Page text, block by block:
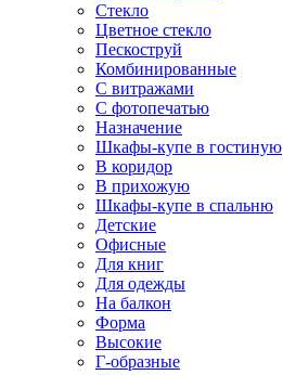
Стекло
Цветное стекло
Пескоструй
Комбинированные
С витражами
С фотопечатью
Назначение
Шкафы-купе в гостиную
В коридор
В прихожую
Шкафы-купе в спальню
Детские
Офисные
Для книг
Для одежды
На балкон
Форма
Высокие
Г-образные